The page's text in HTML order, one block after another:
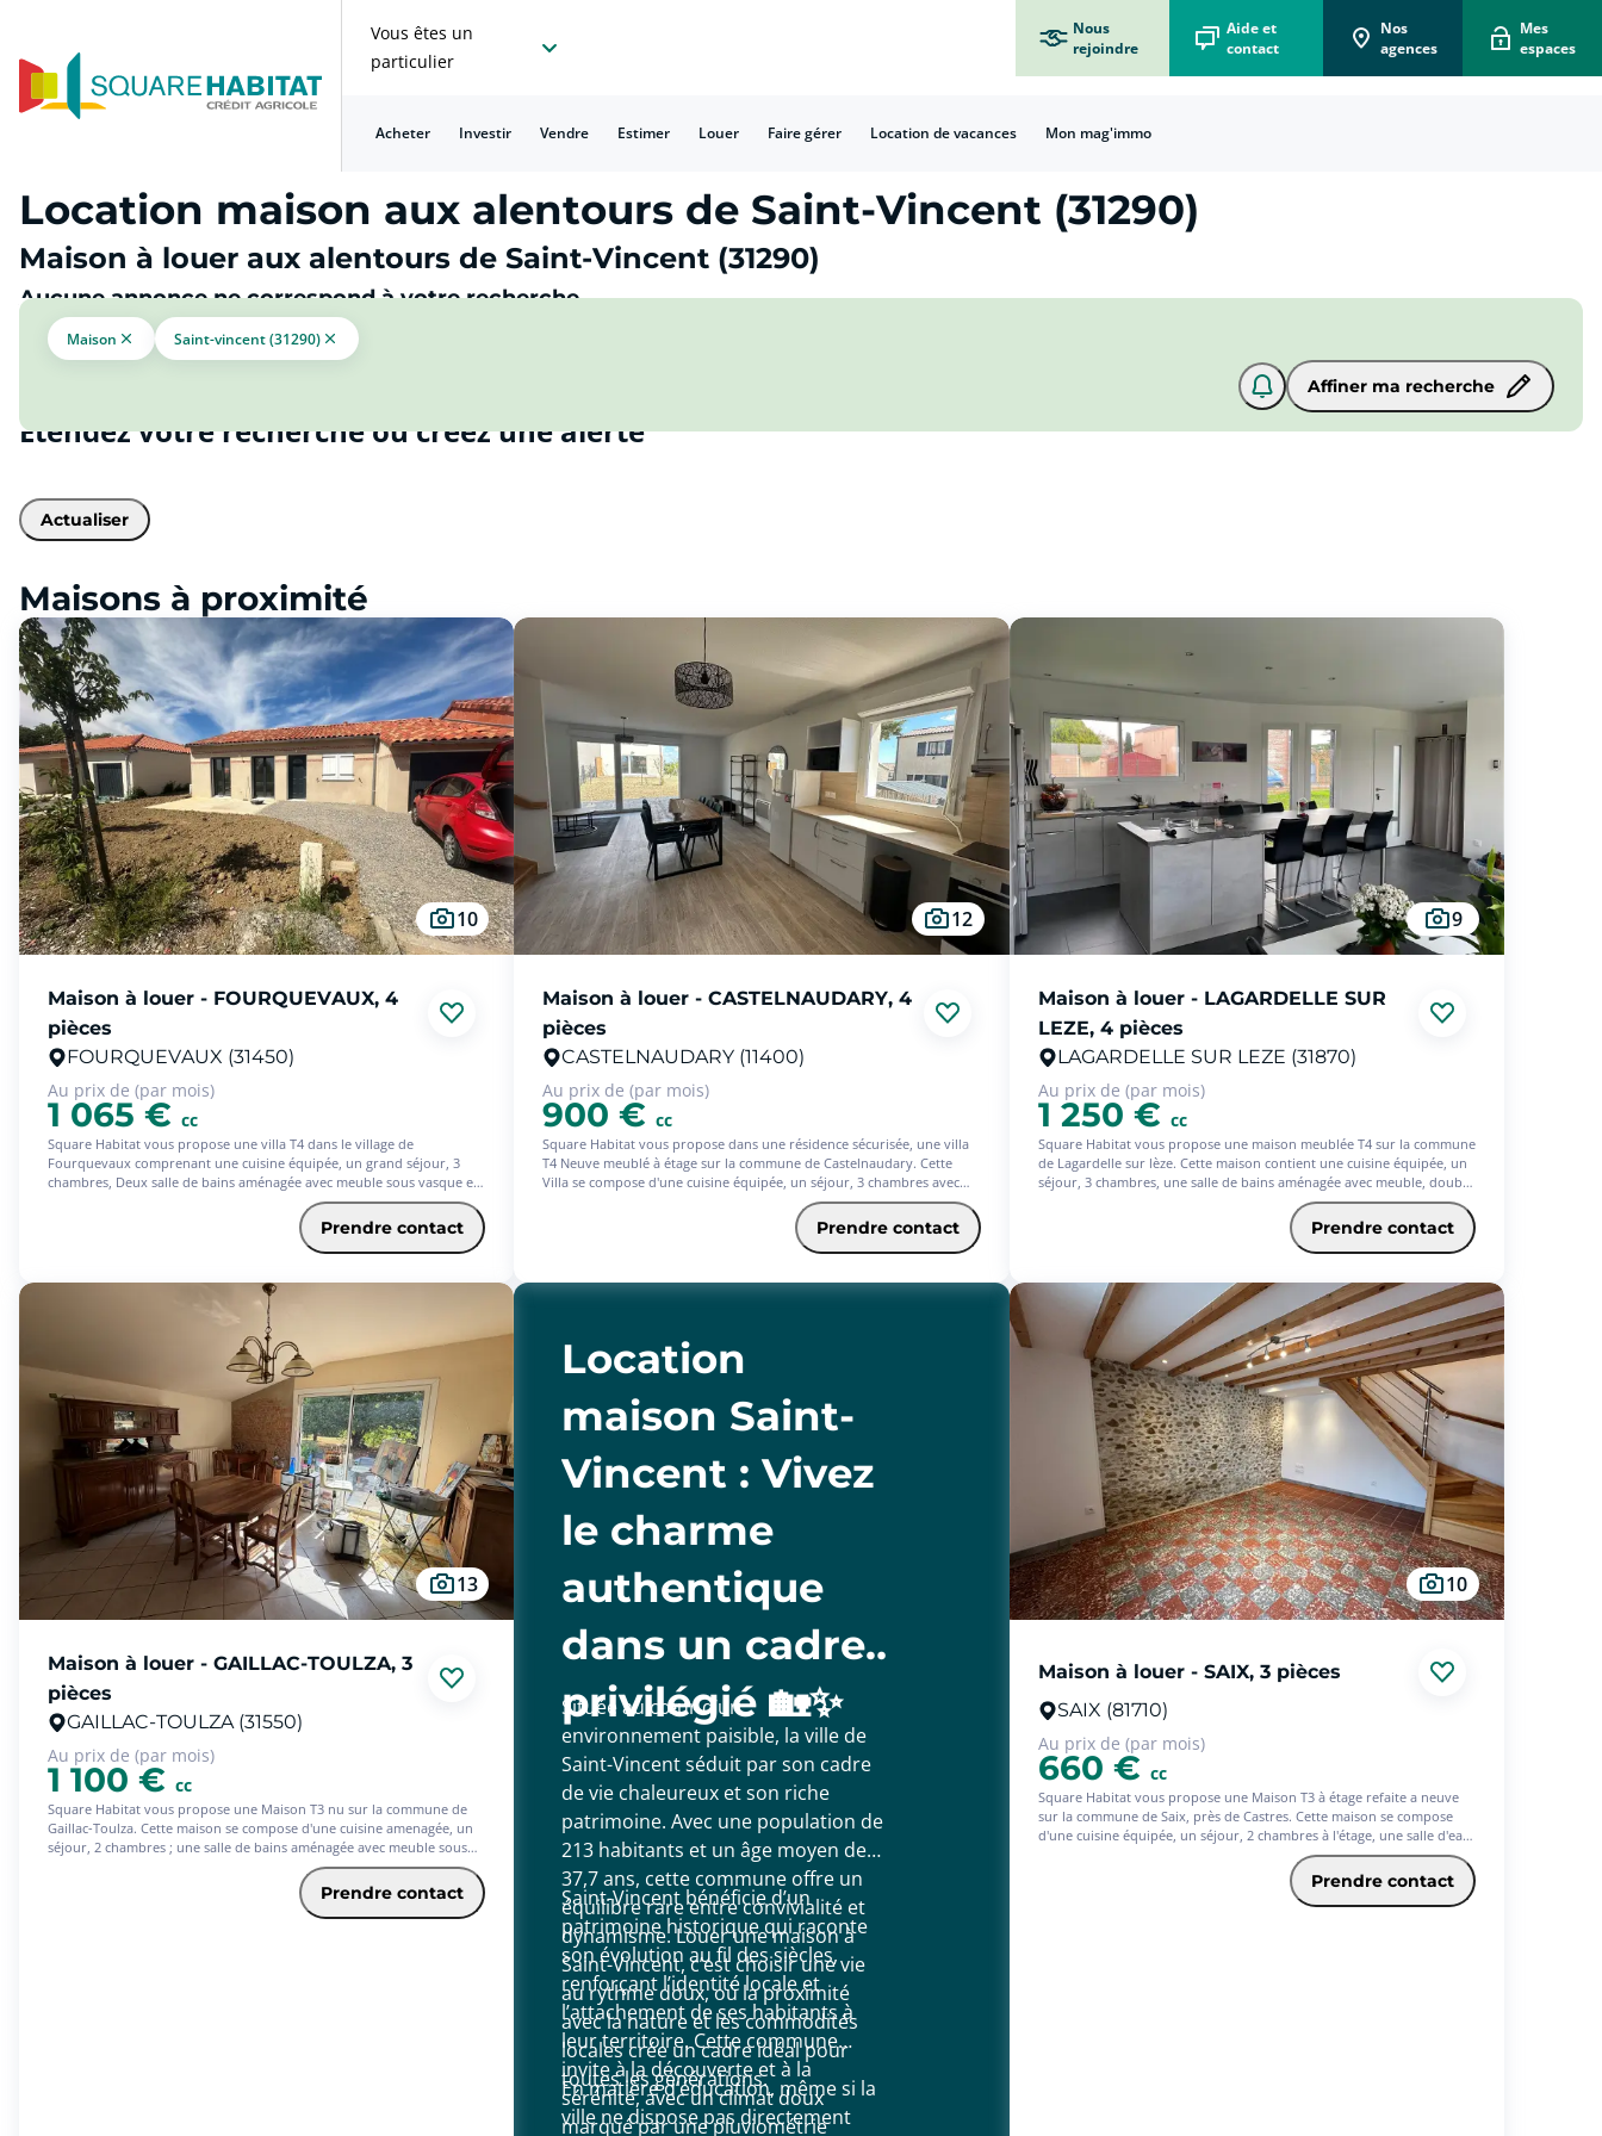
Vous êtes un
particulier
Nous
rejoindre
Aide et
contact
Nos
agences
Mes
espaces
Acheter Investir Vendre Estimer Louer Faire gérer Location de vacances Mon mag'immo
Location maison aux alentours de Saint-Vincent (31290)
Maison à louer aux alentours de Saint-Vincent (31290)
Aucune annonce ne correspond à votre recherche
Maison Saint-vincent (31290)
Affiner ma recherche
Étendez votre recherche ou créez une alerte
Actualiser
Maisons à proximité
10
Maison à louer - FOURQUEVAUX, 4
pièces
FOURQUEVAUX (31450)
Au prix de (par mois)
1 065 € cc
Square Habitat vous propose une villa T4 dans le village de
Fourquevaux comprenant une cuisine équipée, un grand séjour, 3
chambres, Deux salle de bains aménagée avec meuble sous vasque et
douche. En annexe une terrasse, un jardin et un garage,Honoraires de
location (TTC) à la charge du locataire pour la réalisation des services
suivants : visites, constitution de dossier, frais de rédaction de bail,
état des lieux. Dépôt de garantie, à verser par le locataire correspond
Prendre contact
12
Maison à louer - CASTELNAUDARY, 4
pièces
CASTELNAUDARY (11400)
Au prix de (par mois)
900 €cc
Square Habitat vous propose dans une résidence sécurisée, une villa
T4 Neuve meublé à étage sur la commune de Castelnaudary. Cette
Villa se compose d'une cuisine équipée, un séjour, 3 chambres avec
placards, une salle de bains aménagée avec meuble, double vasque et
baignoire, 2 WC. En annexe une terrasse avec jardin et un garage.
Honoraires de location (TTC) à la charge du locataire pour la
réalisation des services suivants : visites, constitution de dossier, frais
Prendre contact
9
Maison à louer - LAGARDELLE SUR
LEZE, 4 pièces
LAGARDELLE SUR LEZE (31870)
Au prix de (par mois)
1 250 € cc
Square Habitat vous propose une maison meublée T4 sur la commune
de Lagardelle sur lèze. Cette maison contient une cuisine équipée, un
séjour, 3 chambres, une salle de bains aménagée avec meuble, double
vasque et douche. En annexe un garage et un grand jardin.
Honoraires de location (TTC) à la charge du locataire pour la
réalisation des services suivants : visites, constitution de dossier, frais
de rédaction de bail, état des lieux. Dépôt de garantie, à verser par le
disponibilité.
Prendre contact
13
Maison à louer - GAILLAC-TOULZA, 3
pièces
GAILLAC-TOULZA (31550)
Au prix de (par mois)
1 100 € cc
Square Habitat vous propose une Maison T3 nu sur la commune de
Gaillac-Toulza. Cette maison se compose d'une cuisine amenagée, un
séjour, 2 chambres ; une salle de bains aménagée avec meuble sous
vasque et douche. En annexe un grand jardin et 2 emplacements de
parking. Honoraires de location (TTC) à la charge du locataire pour la
réalisation des services suivants : visites, constitution de dossier, frais
de rédaction de bail, état des lieux. Dépot de garantie, A verser par le
Prendre contact
Location
maison Saint-
Vincent : Vivez
le charme
authentique
dans un cadre
privilégié 🏡✨
Située au cœur d’un
environnement paisible, la ville de
Saint-Vincent séduit par son cadre
de vie chaleureux et son riche
patrimoine. Avec une population de
213 habitants et un âge moyen de
37,7 ans, cette commune offre un
équilibre rare entre convivialité et
dynamisme. Louer une maison à
Saint-Vincent, c’est choisir une vie
au rythme doux, où la proximité
avec la nature et les commodités
locales crée un cadre idéal pour
toutes les générations.
Saint-Vincent bénéficie d’un
patrimoine historique qui raconte
son évolution au fil des siècles,
renforçant l’identité locale et
l’attachement de ses habitants à
leur territoire. Cette commune
invite à la découverte et à la
sérénité, avec un climat doux
marqué par une pluviométrie
En matière d’éducation, même si la
ville ne dispose pas directement
10
Maison à louer - SAIX, 3 pièces
SAIX (81710)
Au prix de (par mois)
660 € cc
Square Habitat vous propose une Maison T3 à étage refaite a neuve
sur la commune de Saix, près de Castres. Cette maison se compose
d'une cuisine équipée, un séjour, 2 chambres à l'étage, une salle d'eau
aménagée avec meuble sous vasque et douche. En annexe un
emplacement de parking devant la maison et la climatisation
accompagne ce logement. Honoraires de location (TTC) à la charge du
locataire pour la réalisation des services suivants : visites, constitution
Prendre contact